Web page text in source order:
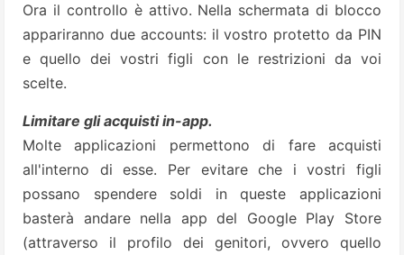
Ora il controllo è attivo. Nella schermata di blocco
appariranno due accounts: il vostro protetto da PIN
e quello dei vostri figli con le restrizioni da voi
scelte.
Limitare gli acquisti in-app.
Molte applicazioni permettono di fare acquisti
all'interno di esse. Per evitare che i vostri figli
possano spendere soldi in queste applicazioni
basterà andare nella app del Google Play Store
(attraverso il profilo dei genitori, ovvero quello